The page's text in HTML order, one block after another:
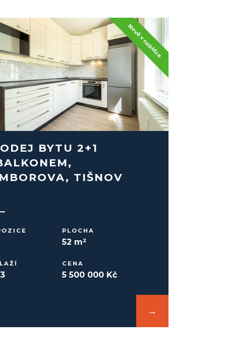
BYTU 2+1
TIŠNOV
PLOCHA
52 m²
CENA
5 500 000 Kč
→